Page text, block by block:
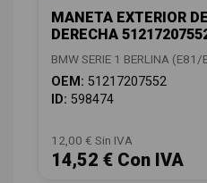
MANETA EXTERIOR
DERECHA
BMW SERIE 1 BERLINA
OEM: 51217207552
ID: 598474
12,00 € Sin IVA
14,52 € Con IVA